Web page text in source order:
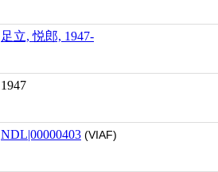
足立, 悦郎, 1947-
1947
NDL|00000403 (VIAF)